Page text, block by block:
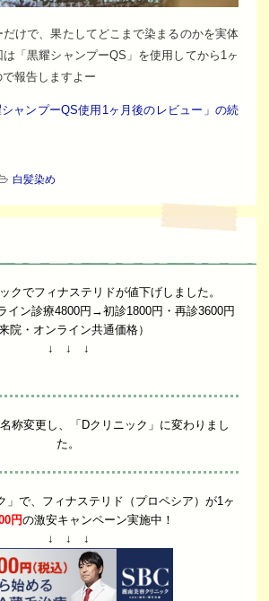
けで、果たしてどこまで染まるのかを実体
「黒耀シャンプーQS」を使用してから1ヶ
報告しますよー
ャンプーQS使用1ヶ月後のレビュー」の続
白髪染め
クでフィナステリドが値下げしました。
イン診療4800円→初診1800円・再診3600円
来院・オンライン共通価格）
↓ ↓ ↓
称変更し、「Dクリニック」に変わりまし
た。
」で、フィナステリド（プロペシア）が1ヶ
円の激安キャンペーン実施中！
↓ ↓ ↓